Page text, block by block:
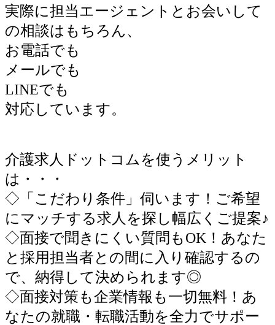
実際に担当エージェントとお会いして
の相談はもちろん、
お電話でも
メールでも
LINEでも
対応しています。
介護求人ドットコムを使うメリット
は・・・
◇「こだわり条件」伺います！ご希望
にマッチする求人を探し幅広くご提案♪
◇面接で聞きにくい質問もOK！あなた
と採用担当者との間に入り確認するの
で、納得して決められます◎
◇面接対策も企業情報も一切無料！あ
なたの就職・転職活動を全力でサポー